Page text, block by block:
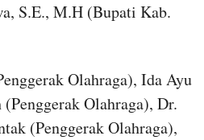
S.E., M.H (Bupati Kab.
Olahraga), Ida Ayu
Olahraga), Dr.
(Penggerak Olahraga),